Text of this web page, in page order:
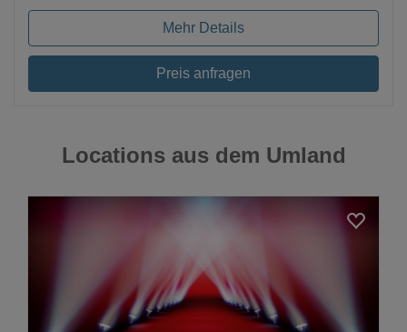
Mehr Details
Preis anfragen
Locations aus dem Umland